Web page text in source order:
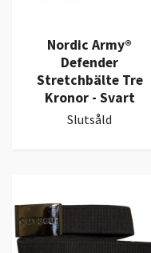
Nordic Army®
Defender
Stretchbälte Tre
Kronor - Svart
Slutsåld